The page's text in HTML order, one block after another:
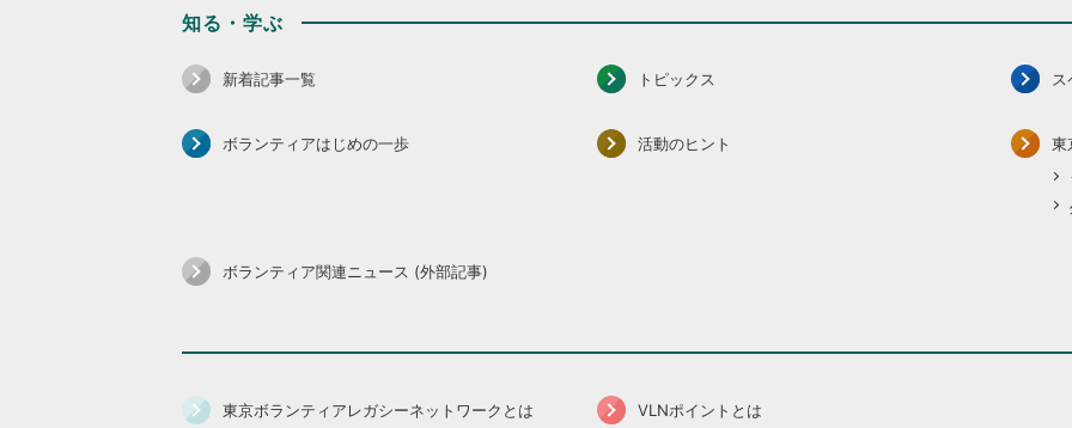
知る・学ぶ
新着記事一覧 トピックス
ボランティアはじめの一歩 活動のヒント
東
ボランティア関連ニュース (外部記事)
東京ボランティアレガシーネットワークとは VLNポイントとは